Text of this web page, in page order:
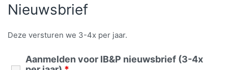
Nieuwsbrief
Deze versturen we 3-4x per jaar.
Aanmelden voor IB&P nieuwsbrief (3-4x